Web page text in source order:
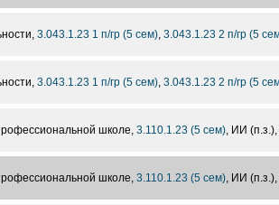
3.043.1.23 1 п/гр (5 сем), 3.043.1.23 2 п/гр (5
3.043.1.23 1 п/гр (5 сем), 3.043.1.23 2 п/гр (5
школе, 3.110.1.23 (5 сем), ИИ
школе, 3.110.1.23 (5 сем), ИИ